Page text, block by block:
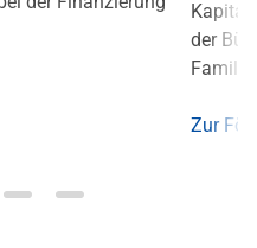
Kapital
der
Zur